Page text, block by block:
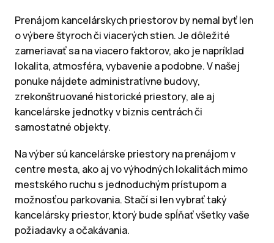
Prenájom kancelárskych priestorov by nemal byť len
o výbere štyroch či viacerých stien. Je dôležité
zameriavať sa na viacero faktorov, ako je napríklad
lokalita, atmosféra, vybavenie a podobne. V našej
ponuke nájdete administratívne budovy,
zrekonštruované historické priestory, ale aj
kancelárske jednotky v biznis centrách či
samostatné objekty.
Na výber sú kancelárske priestory na prenájom v
centre mesta, ako aj vo výhodných lokalitách mimo
mestského ruchu s jednoduchým prístupom a
možnosťou parkovania. Stačí si len vybrať taký
kancelársky priestor, ktorý bude spĺňať všetky vaše
požiadavky a očakávania.